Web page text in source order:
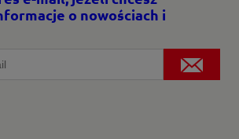
o nowościach i